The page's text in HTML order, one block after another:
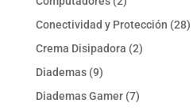
productos
Conectividad y Protección 2828
Crema Disipadora 22
Diademas 99
productos
Diademas Gamer 77